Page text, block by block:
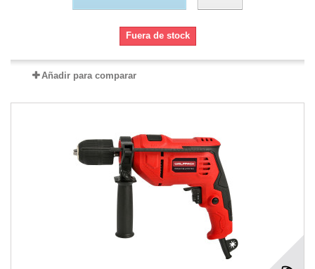
Fuera de stock
Añadir para comparar